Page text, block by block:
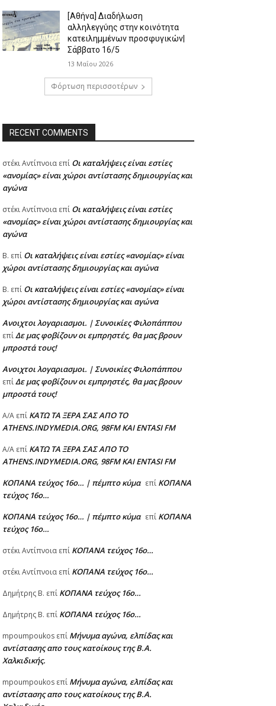
[Αθήνα] Διαδήλωση
αλληλεγγύης στην κοινότητα
κατειλημμένων προσφυγικών|
Σάββατο 16/5
13 Μαΐου 2026
Φόρτωση περισσοτέρων
RECENT COMMENTS
στέκι Αντίπνοια επί Oι καταλήψεις είναι εστίες
«ανομίας» είναι χώροι αντίστασης δημιουργίας και
αγώνα
στέκι Αντίπνοια επί Oι καταλήψεις είναι εστίες
«ανομίας» είναι χώροι αντίστασης δημιουργίας και
αγώνα
Β. επί Oι καταλήψεις είναι εστίες «ανομίας» είναι
χώροι αντίστασης δημιουργίας και αγώνα
Β. επί Oι καταλήψεις είναι εστίες «ανομίας» είναι
χώροι αντίστασης δημιουργίας και αγώνα
Ανοιχτοι λογαριασμοι. | Συνοικίες Φιλοπάππου
επίΔε μας φοβίζουν οι εμπρηστές, θα μας βρουν
μπροστά τους!
Ανοιχτοι λογαριασμοι. | Συνοικίες Φιλοπάππου
επίΔε μας φοβίζουν οι εμπρηστές, θα μας βρουν
μπροστά τους!
A/A επί ΚΑΤΩ ΤΑ ΞΕΡΑ ΣΑΣ ΑΠΟ ΤΟ
ATHENS.INDYMEDIA.ORG, 98FM ΚΑΙ ENTASI FM
A/A επί ΚΑΤΩ ΤΑ ΞΕΡΑ ΣΑΣ ΑΠΟ ΤΟ
ATHENS.INDYMEDIA.ORG, 98FM ΚΑΙ ENTASI FM
ΚΟΠΑΝΑ τεύχος 16ο… | πέμπτο κύμα επί ΚΟΠΑΝΑ
τεύχος 16ο…
ΚΟΠΑΝΑ τεύχος 16ο… | πέμπτο κύμα επί ΚΟΠΑΝΑ
τεύχος 16ο…
στέκι Αντίπνοια επί ΚΟΠΑΝΑ τεύχος 16ο…
στέκι Αντίπνοια επί ΚΟΠΑΝΑ τεύχος 16ο…
Δημήτρης Β. επί ΚΟΠΑΝΑ τεύχος 16ο…
Δημήτρης Β. επί ΚΟΠΑΝΑ τεύχος 16ο…
mpoumpoukos επί Μήνυμα αγώνα, ελπίδας και
αντίστασης απο τους κατοίκους της Β.Α.
Χαλκιδικής.
mpoumpoukos επί Μήνυμα αγώνα, ελπίδας και
αντίστασης απο τους κατοίκους της Β.Α.